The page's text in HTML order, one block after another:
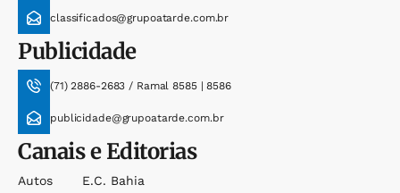
classificados@grupoatarde.com.br
Publicidade
(71) 2886-2683 / Ramal 8585 | 8586
publicidade@grupoatarde.com.br
Canais e Editorias
Autos
E.c. Bahia